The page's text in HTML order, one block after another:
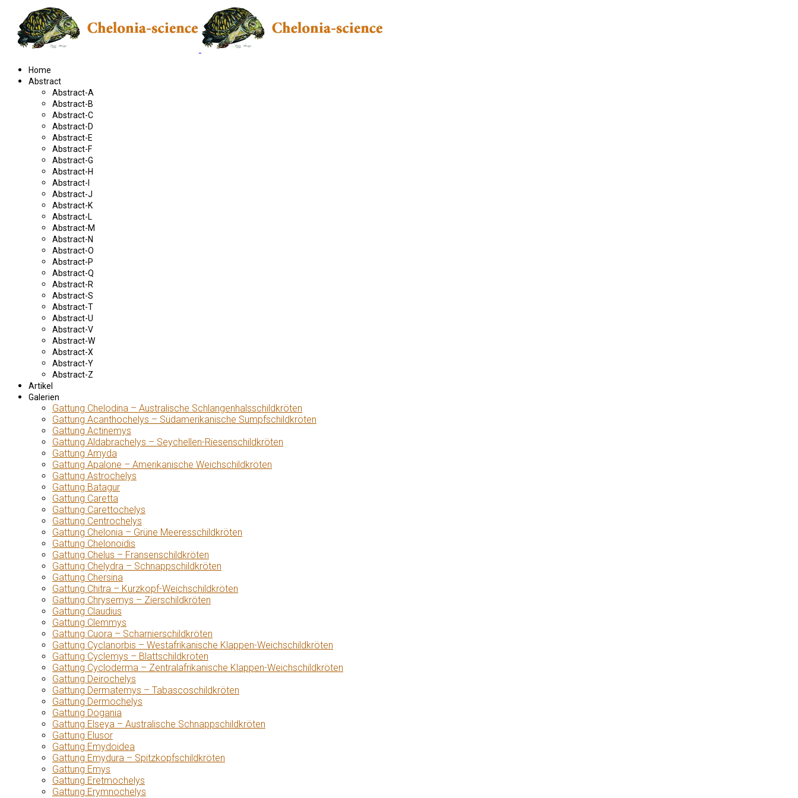
Home
Abstract
Abstract-A
Abstract-B
Abstract-C
Abstract-D
Abstract-E
Abstract-F
Abstract-G
Abstract-H
Abstract-I
Abstract-J
Abstract-K
Abstract-L
Abstract-M
Abstract-N
Abstract-O
Abstract-P
Abstract-Q
Abstract-R
Abstract-S
Abstract-T
Abstract-U
Abstract-V
Abstract-W
Abstract-X
Abstract-Y
Abstract-Z
Artikel
Galerien
Gattung Chelodina – Australische Schlangenhalsschildkröten
Gattung Acanthochelys – Südamerikanische Sumpfschildkröten
Gattung Actinemys
Gattung Aldabrachelys – Seychellen-Riesenschildkröten
Gattung Amyda
Gattung Apalone – Amerikanische Weichschildkröten
Gattung Astrochelys
Gattung Batagur
Gattung Caretta
Gattung Carettochelys
Gattung Centrochelys
Gattung Chelonia – Grüne Meeresschildkröten
Gattung Chelonoidis
Gattung Chelus – Fransenschildkröten
Gattung Chelydra – Schnappschildkröten
Gattung Chersina
Gattung Chitra – Kurzkopf-Weichschildkröten
Gattung Chrysemys – Zierschildkröten
Gattung Claudius
Gattung Clemmys
Gattung Cuora – Scharnierschildkröten
Gattung Cyclanorbis – Westafrikanische Klappen-Weichschildkröten
Gattung Cyclemys – Blattschildkröten
Gattung Cycloderma – Zentralafrikanische Klappen-Weichschildkröten
Gattung Deirochelys
Gattung Dermatemys – Tabascoschildkröten
Gattung Dermochelys
Gattung Dogania
Gattung Elseya – Australische Schnappschildkröten
Gattung Elusor
Gattung Emydoidea
Gattung Emydura – Spitzkopfschildkröten
Gattung Emys
Gattung Eretmochelys
Gattung Erymnochelys